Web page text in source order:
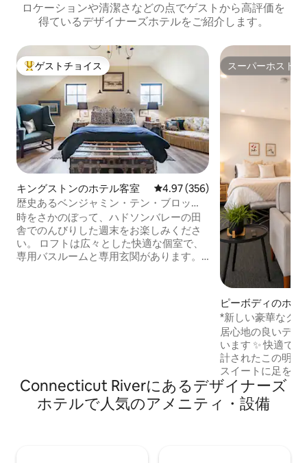
ロケーションや清⁠潔⁠さ⁠な⁠ど⁠の点⁠でゲ⁠ス⁠ト⁠か⁠ら高⁠評⁠価⁠を
得⁠て⁠い⁠るデ⁠ザ⁠イ⁠ナ⁠ー⁠ズホ⁠テ⁠ル⁠をご⁠紹⁠介し⁠ま⁠す⁠。
大好評のゲストチョイスです。
ゲストチョイス
キングストンのホテル客室 レビュー356件、5つ星中4.97つ
4.97 (356)
歴史あるベンジャミン・テン・ブロッ
ク・ハウスのロフト
時をさかのぼって、ハドソンバレーの田
舎でのんびりした週末をお楽しみくださ
い。 ロフトは広々とした快適な個室で、
専用バスルームと専用玄関があります。
のご旅行の方向けに、敷地内に美しく整
えられたお部屋がもう1部屋あります。
B&Bと見なされていますが、朝食はご期
スーパーホスト
スーパーホスト
ピーボディのホテ
*新しい豪華なク
料駐車場＋セーラ
居心地の良いデザ
います ✨ 快適で快適に過ごせるように設
計されたこの明る
スイートに足を踏
なクイーンベッド
たキッチン、モダ
専用バスルーム
Connecticut Riverにあるデ⁠ザ⁠イ⁠ナ⁠ー⁠ズ
ホ⁠テ⁠ル⁠で人⁠気⁠のア⁠メ⁠ニ⁠テ⁠ィ⁠・設⁠備